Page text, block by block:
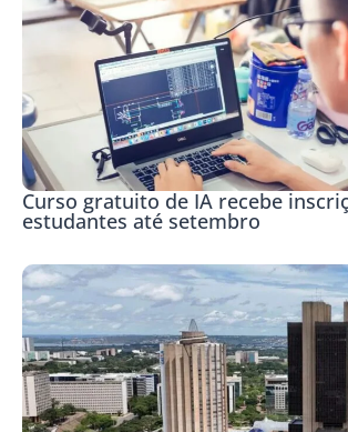
Curso gratuito de IA recebe
estudantes até setembro